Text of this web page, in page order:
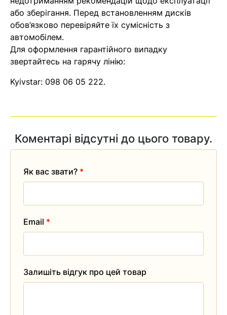
Помилка:
знайдена.
найближчим часом
або зберігання. Перед встановленням дисків
обов’язково перевіряйте їх сумісність з
автомобілем.
Для оформлення гарантійного випадку
звертайтесь на гарячу лінію:
Kyivstar: 098 06 05 222.
Коментарі відсутні до цього товару.
Залишіть відгук про цей товар
Як вас звати? *
Email *